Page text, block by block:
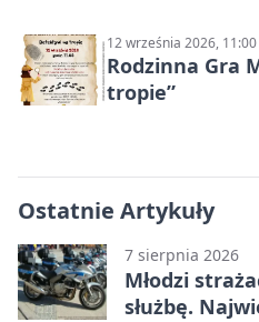
12 września 2026, 11:00
Rodzinna Gra
tropie”
Ostatnie Artykuły
7 sierpnia 2026
Młodzi
służbę.